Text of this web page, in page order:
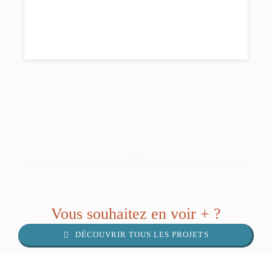
Vous souhaitez en voir + ?
DÉCOUVRIR TOUS LES PROJETS